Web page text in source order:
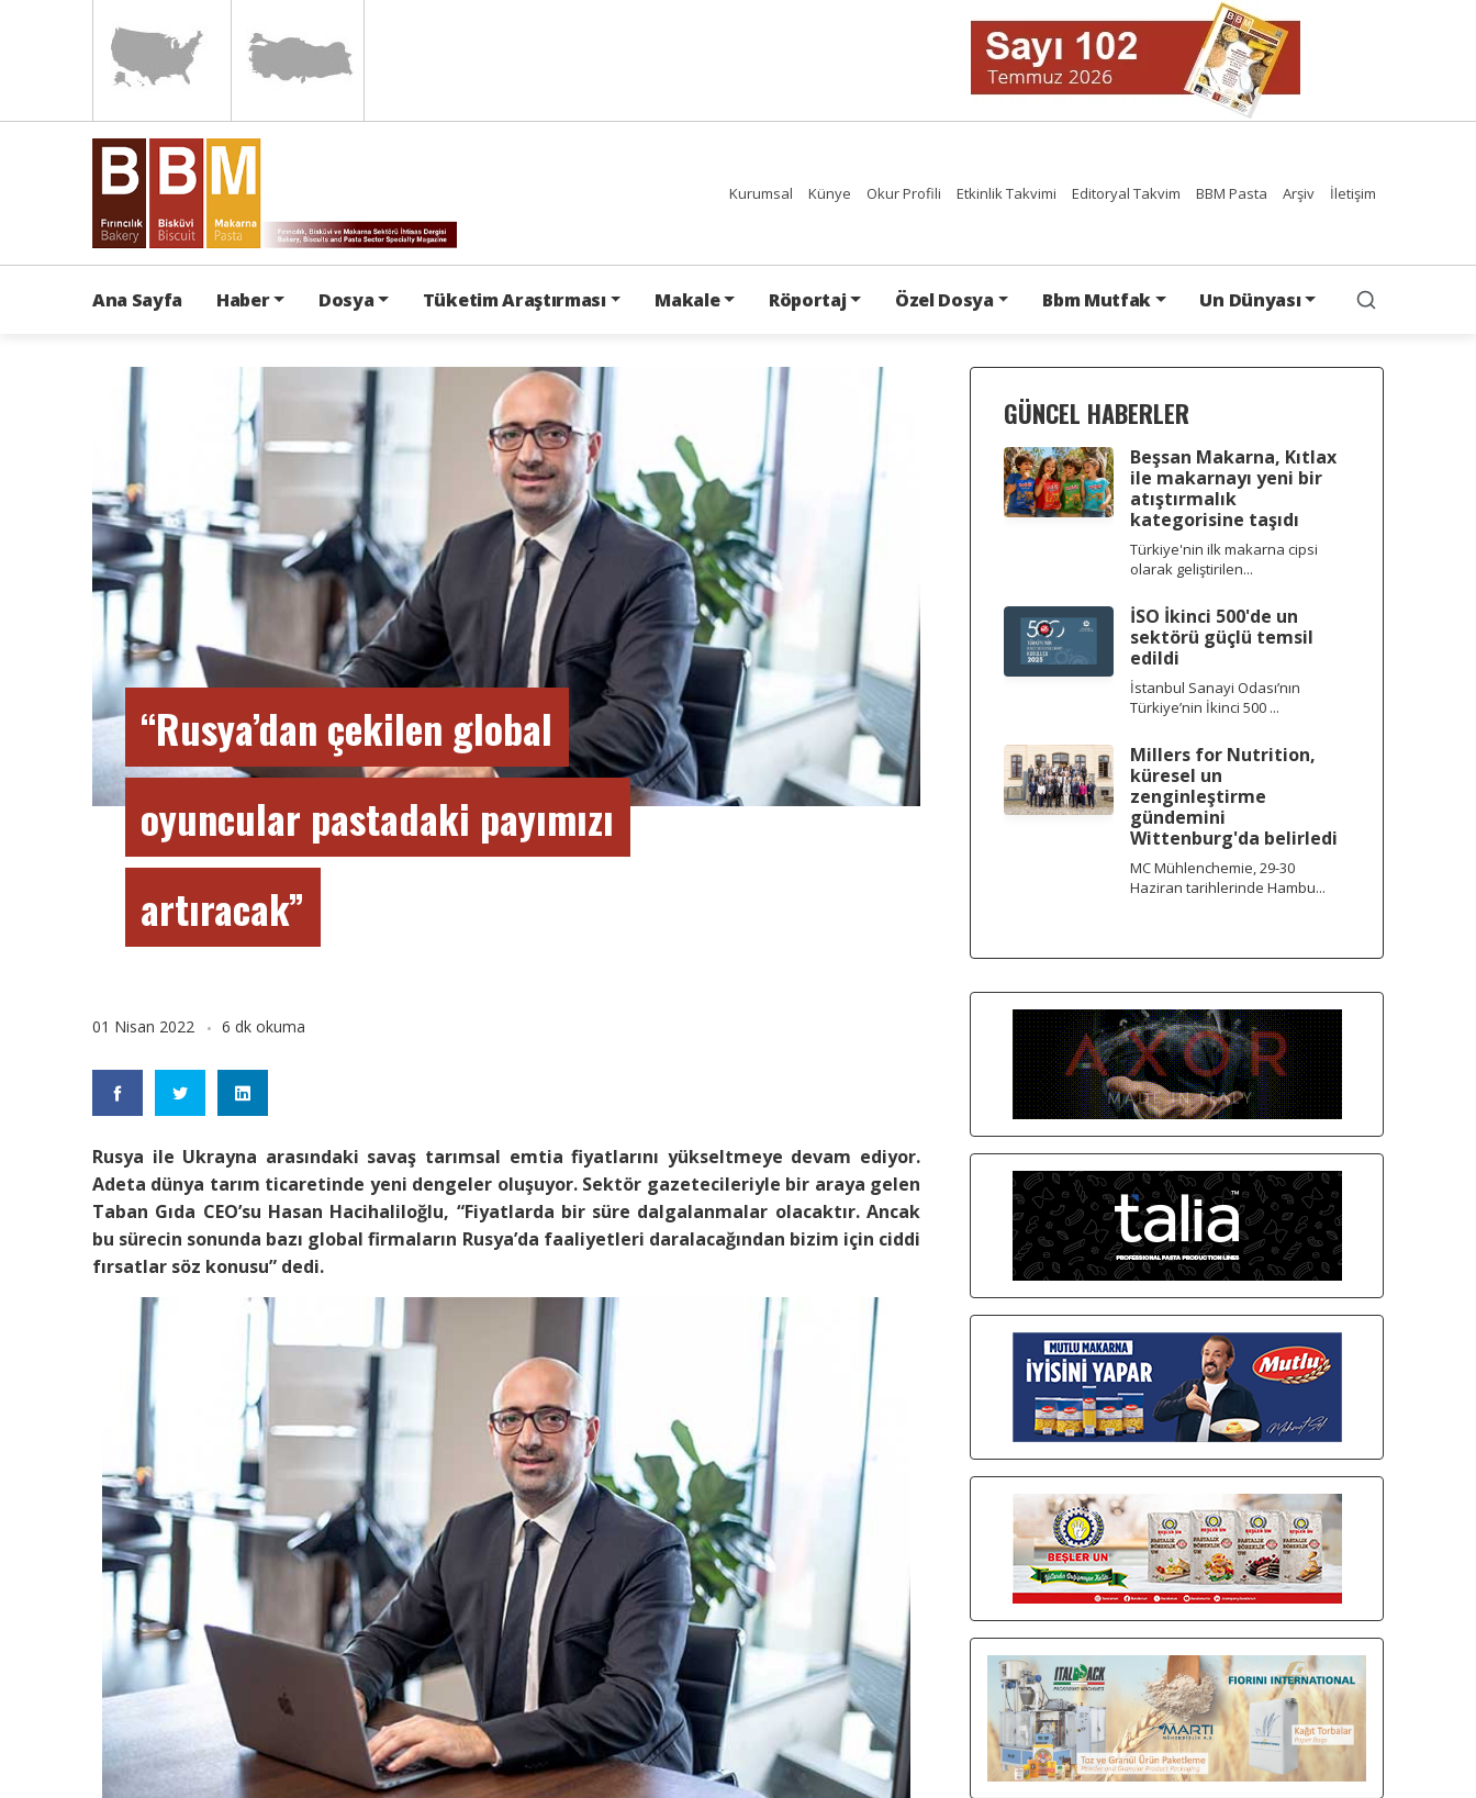
Kurumsal Künye Okur Profili Etkinlik Takvimi Editoryal Takvim BBM Pasta Arşiv İletişim
Ana Sayfa Haber Dosya Tüketim Araştırması Makale Röportaj Özel Dosya Bbm Mutfak Un Dünyası
“Rusya’dan çekilen global
oyuncular pastadaki payımızı
artıracak”
01 Nisan 2022 6 dk okuma
Rusya ile Ukrayna arasındaki savaş tarımsal emtia fiyatlarını yükseltmeye devam ediyor.
Adeta dünya tarım ticaretinde yeni dengeler oluşuyor. Sektör gazetecileriyle bir araya gelen
Taban Gıda CEO’su Hasan Hacihaliloğlu, “Fiyatlarda bir süre dalgalanmalar olacaktır. Ancak
bu sürecin sonunda bazı global firmaların Rusya’da faaliyetleri daralacağından bizim için ciddi
fırsatlar söz konusu” dedi.
GÜNCEL HABERLER
Beşsan Makarna, Kıtlax
ile makarnayı yeni bir
atıştırmalık
kategorisine taşıdı
Türkiye'nin ilk makarna cipsi
olarak geliştirilen...
İSO İkinci 500'de un
sektörü güçlü temsil
edildi
İstanbul Sanayi Odası’nın
Türkiye’nin İkinci 500 ...
Millers for Nutrition,
küresel un
zenginleştirme
gündemini
Wittenburg'da belirledi
MC Mühlenchemie, 29-30
Haziran tarihlerinde Hambu...